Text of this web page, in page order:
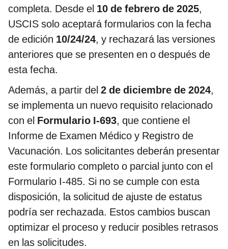
completa. Desde el 10 de febrero de 2025,
USCIS solo aceptará formularios con la fecha
de edición 10/24/24, y rechazará las versiones
anteriores que se presenten en o después de
esta fecha.
Además, a partir del 2 de diciembre de 2024,
se implementa un nuevo requisito relacionado
con el Formulario I-693, que contiene el
Informe de Examen Médico y Registro de
Vacunación. Los solicitantes deberán presentar
este formulario completo o parcial junto con el
Formulario I-485. Si no se cumple con esta
disposición, la solicitud de ajuste de estatus
podría ser rechazada. Estos cambios buscan
optimizar el proceso y reducir posibles retrasos
en las solicitudes.